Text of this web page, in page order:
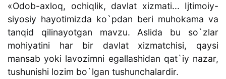
«Odob-axloq, ochiqlik, davlat xizmati... Ijtimoiy-
siyosiy hayotimizda ko`pdan beri muhokama va
tanqid qilinayotgan mavzu. Aslida bu so`zlar
mohiyatini har bir davlat xizmatchisi, qaysi
mansab yoki lavozimni egallashidan qat`iy nazar,
tushunishi lozim bo`lgan tushunchalardir.